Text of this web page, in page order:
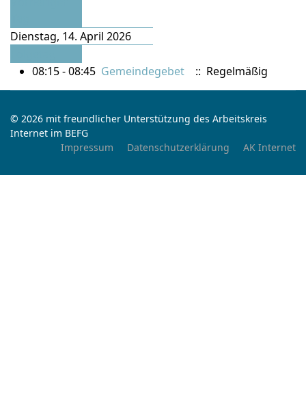
Dienstag, 14. April 2026
08:15 - 08:45 Gemeindegebet :: Regelmäßig
© 2026 mit freundlicher Unterstützung des Arbeitskreis
Internet im BEFG
Impressum
Datenschutzerklärung AK Internet